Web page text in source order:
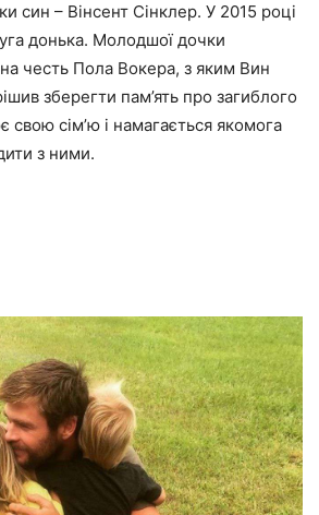
син – Вінсент Сінклер. У 2015 році
донька. Молодшої дочки
на честь Пола Вокера, з яким Вин
зберегти пам’ять про загиблого
сім’ю і намагається якомога
з ними.